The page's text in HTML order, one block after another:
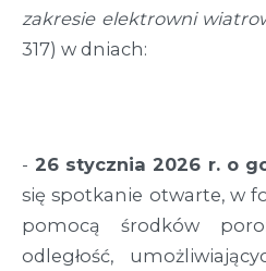
zakresie elektrowni
317) w dniach:
- 26 stycznia 2026 r. o
się spotkanie otwarte, w
pomocą środków
odległość,